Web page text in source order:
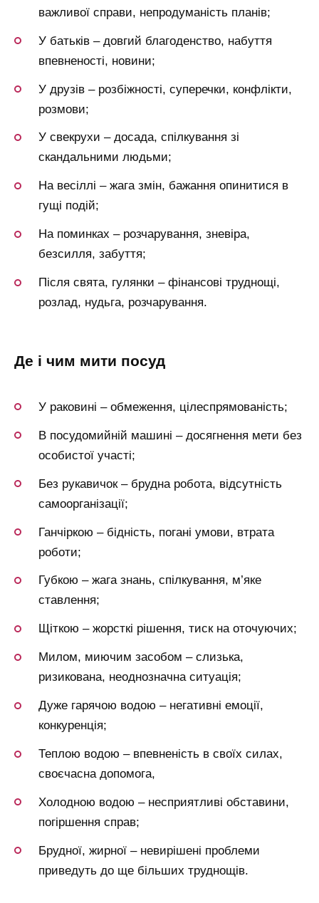
важливої справи, непродуманість планів;
У батьків – довгий благоденство, набуття
впевненості, новини;
У друзів – розбіжності, суперечки, конфлікти,
розмови;
У свекрухи – досада, спілкування зі
скандальними людьми;
На весіллі – жага змін, бажання опинитися в
гущі подій;
На поминках – розчарування, зневіра,
безсилля, забуття;
Після свята, гулянки – фінансові труднощі,
розлад, нудьга, розчарування.
де і чим мити посуд
У раковині – обмеження, цілеспрямованість;
В посудомийній машині – досягнення мети без
особистої участі;
Без рукавичок – брудна робота, відсутність
самоорганізації;
Ганчіркою – бідність, погані умови, втрата
роботи;
Губкою – жага знань, спілкування, м’яке
ставлення;
Щіткою – жорсткі рішення, тиск на оточуючих;
Милом, миючим засобом – слизька,
ризикована, неоднозначна ситуація;
Дуже гарячою водою – негативні емоції,
конкуренція;
Теплою водою – впевненість в своїх силах,
своєчасна допомога,
Холодною водою – несприятливі обставини,
погіршення справ;
Брудної, жирної – невирішені проблеми
приведуть до ще більших труднощів.